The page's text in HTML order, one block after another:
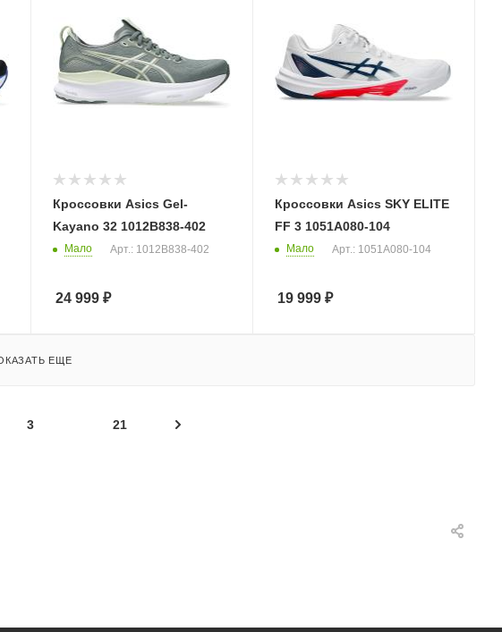
Кроссовки Asics Gel-
Kayano 32 1012B838-402
Мало Арт.: 1012B838-402
24 999₽
Кроссовки Asics SKY ELITE
FF 3 1051A080-104
Мало Арт.: 1051A080-104
19 999₽
ЕЩЕ
3 21